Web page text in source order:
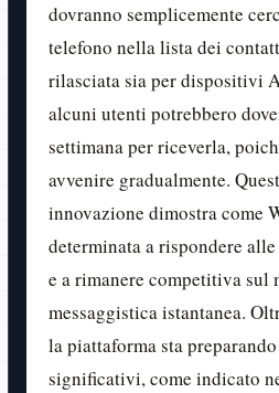
dovranno semplicemente
telefono nella lista dei
rilasciata sia per dispositivi
alcuni utenti potrebbero
settimana per riceverla,
avvenire gradualmente.
innovazione dimostra come
determinata a rispondere
e a rimanere competitiva sul
messaggistica istantanea.
la piattaforma sta
significativi, come indicato